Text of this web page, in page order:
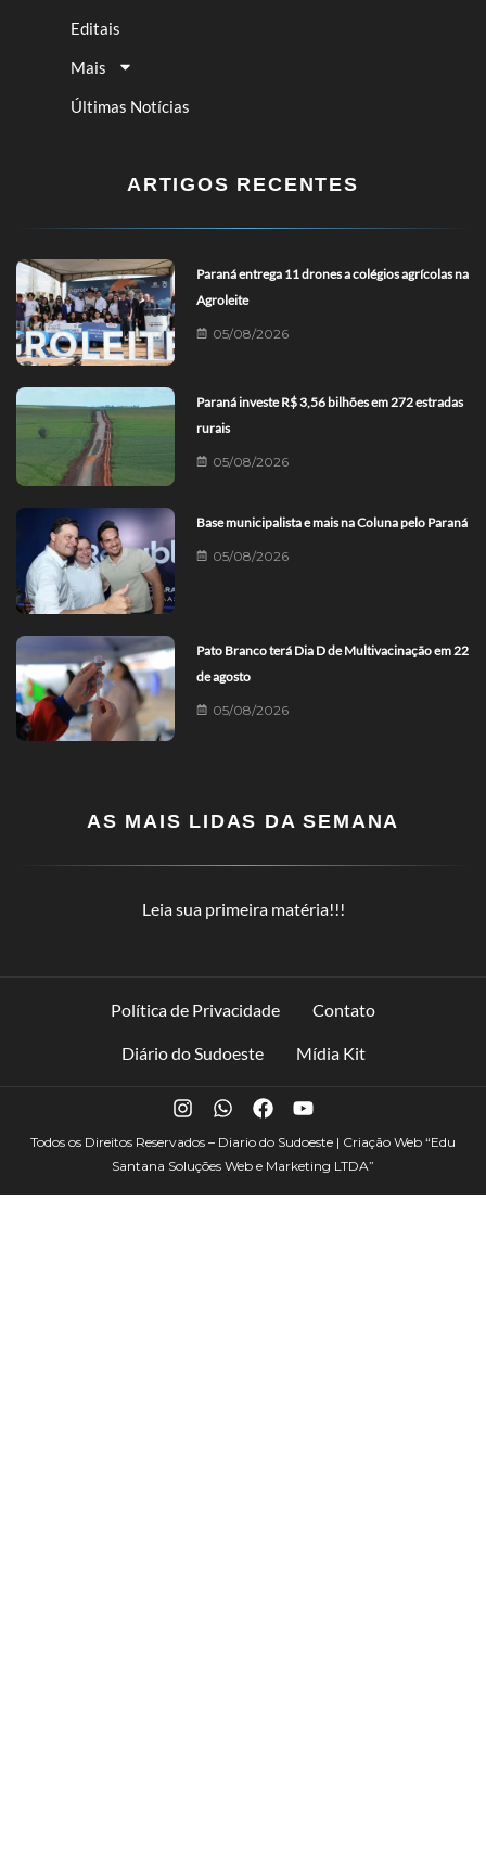
Editais
Mais
Últimas Notícias
ARTIGOS RECENTES
Paraná entrega 11 drones a colégios agrícolas na
Agroleite
05/08/2026
Paraná investe R$ 3,56 bilhões em 272 estradas
rurais
05/08/2026
Base municipalista e mais na Coluna pelo Paraná
05/08/2026
Pato Branco terá Dia D de Multivacinação em 22
de agosto
05/08/2026
AS MAIS LIDAS DA SEMANA
Leia sua primeira matéria!!!
Política de Privacidade Contato
Diário do Sudoeste Mídia Kit
Todos os Direitos Reservados – Diario do Sudoeste | Criação Web “Edu
Santana Soluções Web e Marketing LTDA”